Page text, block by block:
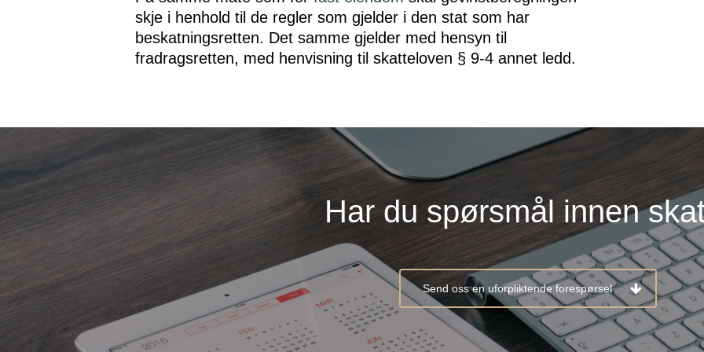
skje i henhold til de regler som gjelder i den stat som har
beskatningsretten. Det samme gjelder med hensyn til
fradragsretten, med henvisning til skatteloven § 9-4 annet ledd.
Har du spørsmål innen
Send oss en uforpliktende forespørsel